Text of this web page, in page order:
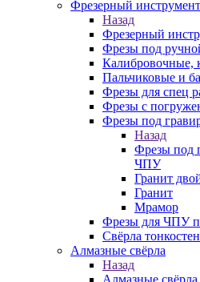
Фрезерный
Назад
Фрезерный
Фрезы под
Калибровочные,
Пальчиковые и
Фрезы для спец
Фрезы с
Фрезы под
Назад
Фрезы под
ЧПУ
Гранит
Гранит
Мрамор
Фрезы для ЧПУ
Свёрла
Алмазные свёрла
Назад
Алмазные свёрла